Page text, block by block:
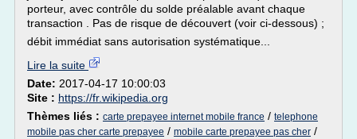
porteur, avec contrôle du solde préalable avant chaque
transaction . Pas de risque de découvert (voir ci-dessous) ;
débit immédiat sans autorisation systématique...
Lire la suite
Date: 2017-04-17 10:00:03
Site : https://fr.wikipedia.org
Thèmes liés : carte prepayee internet mobile france / telephone
mobile pas cher carte prepayee / mobile carte prepayee pas cher /